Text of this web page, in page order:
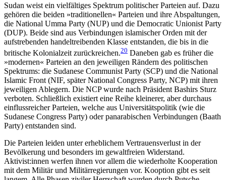
Sudan weist ein vielfältiges Spektrum politischer Parteien auf. Dazu
gehören die beiden »traditionellen« Parteien und ihre Abspaltungen,
die National Umma Party (NUP) und die Democratic Unionist Party
(DUP). Beide sind aus Verbindungen islamischer Orden mit der
aufstrebenden handeltreibenden Klasse entstanden, die bis in die
britische Kolonialzeit zurückreichen.20 Daneben gab es früher die
»modernen« Parteien an den jeweiligen Rändern des politi­schen
Spektrums: die Sudanese Communist Party (SCP) und die National
Islamic Front (NIF, später National Congress Party, NCP) mit ihren
jeweiligen Ablegern. Die NCP wurde nach Präsident Bashirs Sturz
verboten. Schließlich existiert eine Reihe kleinerer, aber durchaus
einflussreicher Parteien, welche aus Universitätspolitik (wie die
Sudanese Congress Party) oder panarabischen Verbindungen (Baath
Party) entstanden sind.
Die Parteien leiden unter erheblichem Vertrauensverlust in der
Bevölkerung und besonders im gewalt­freien Widerstand.
Aktivist:innen werfen ihnen vor allem die wiederholte Kooperation
mit dem Militär und Militärregierungen vor. Kooption gibt es seit